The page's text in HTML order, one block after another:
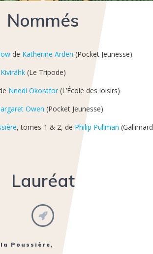
Nommés
de Katherine Arden (Pocket Jeunesse)
(Le Tripode)
Nnedi Okorafor (L’École des loisirs)
Owen (Pocket Jeunesse)
, tomes 1 & 2, de Philip Pullman (Gallimard
Lauréat
Poussière ,